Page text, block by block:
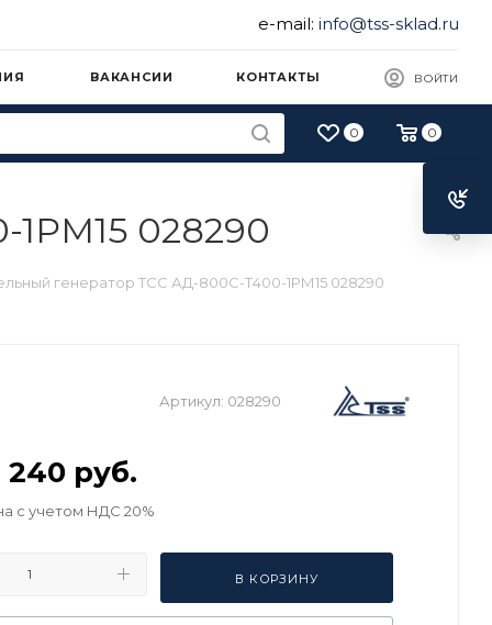
e-mail: info@tss-sklad.ru
ВАКАНСИИ КОНТАКТЫ ВОЙТИ
0 0
028290
генератор ТСС АД-800С-Т400-1РМ15 028290
Артикул: 028290
240 руб.
с учетом НДС 20%
В КОРЗИНУ